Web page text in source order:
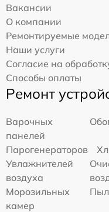
Вакансии
О компании
Ремонтируемые
Наши услуги
Согласие на
Способы оплаты
Ремонт
Варочных
панелей
Парогенераторов
Увлажнителей
воздуха
Морозильных
камер